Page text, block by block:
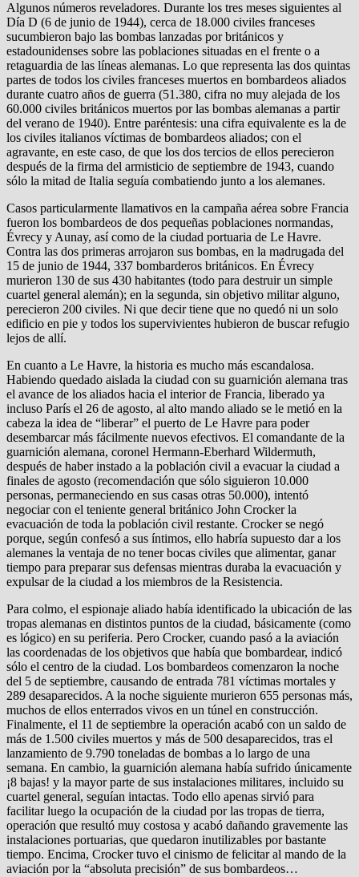
Algunos números reveladores. Durante los tres meses siguientes al
Día D (6 de junio de 1944), cerca de 18.000 civiles franceses
sucumbieron bajo las bombas lanzadas por británicos y
estadounidenses sobre las poblaciones situadas en el frente o a
retaguardia de las líneas alemanas. Lo que representa las dos quintas
partes de todos los civiles franceses muertos en bombardeos aliados
durante cuatro años de guerra (51.380, cifra no muy alejada de los
60.000 civiles británicos muertos por las bombas alemanas a partir
del verano de 1940). Entre paréntesis: una cifra equivalente es la de
los civiles italianos víctimas de bombardeos aliados; con el
agravante, en este caso, de que los dos tercios de ellos perecieron
después de la firma del armisticio de septiembre de 1943, cuando
sólo la mitad de Italia seguía combatiendo junto a los alemanes.
Casos particularmente llamativos en la campaña aérea sobre Francia
fueron los bombardeos de dos pequeñas poblaciones normandas,
Évrecy y Aunay, así como de la ciudad portuaria de Le Havre.
Contra las dos primeras arrojaron sus bombas, en la madrugada del
15 de junio de 1944, 337 bombarderos británicos. En Évrecy
murieron 130 de sus 430 habitantes (todo para destruir un simple
cuartel general alemán); en la segunda, sin objetivo militar alguno,
perecieron 200 civiles. Ni que decir tiene que no quedó ni un solo
edificio en pie y todos los supervivientes hubieron de buscar refugio
lejos de allí.
En cuanto a Le Havre, la historia es mucho más escandalosa.
Habiendo quedado aislada la ciudad con su guarnición alemana tras
el avance de los aliados hacia el interior de Francia, liberado ya
incluso París el 26 de agosto, al alto mando aliado se le metió en la
cabeza la idea de “liberar” el puerto de Le Havre para poder
desembarcar más fácilmente nuevos efectivos. El comandante de la
guarnición alemana, coronel Hermann-Eberhard Wildermuth,
después de haber instado a la población civil a evacuar la ciudad a
finales de agosto (recomendación que sólo siguieron 10.000
personas, permaneciendo en sus casas otras 50.000), intentó
negociar con el teniente general británico John Crocker la
evacuación de toda la población civil restante. Crocker se negó
porque, según confesó a sus íntimos, ello habría supuesto dar a los
alemanes la ventaja de no tener bocas civiles que alimentar, ganar
tiempo para preparar sus defensas mientras duraba la evacuación y
expulsar de la ciudad a los miembros de la Resistencia.
Para colmo, el espionaje aliado había identificado la ubicación de las
tropas alemanas en distintos puntos de la ciudad, básicamente (como
es lógico) en su periferia. Pero Crocker, cuando pasó a la aviación
las coordenadas de los objetivos que había que bombardear, indicó
sólo el centro de la ciudad. Los bombardeos comenzaron la noche
del 5 de septiembre, causando de entrada 781 víctimas mortales y
289 desaparecidos. A la noche siguiente murieron 655 personas más,
muchos de ellos enterrados vivos en un túnel en construcción.
Finalmente, el 11 de septiembre la operación acabó con un saldo de
más de 1.500 civiles muertos y más de 500 desaparecidos, tras el
lanzamiento de 9.790 toneladas de bombas a lo largo de una
semana. En cambio, la guarnición alemana había sufrido únicamente
¡8 bajas! y la mayor parte de sus instalaciones militares, incluido su
cuartel general, seguían intactas. Todo ello apenas sirvió para
facilitar luego la ocupación de la ciudad por las tropas de tierra,
operación que resultó muy costosa y acabó dañando gravemente las
instalaciones portuarias, que quedaron inutilizables por bastante
tiempo. Encima, Crocker tuvo el cinismo de felicitar al mando de la
aviación por la “absoluta precisión” de sus bombardeos…